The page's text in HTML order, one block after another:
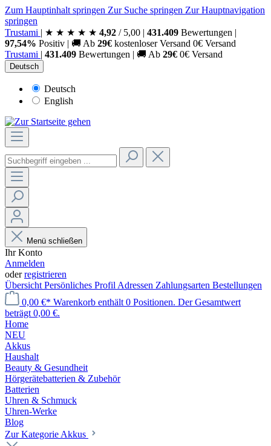
Zum Hauptinhalt springen Zur Suche springen Zur Hauptnavigation
springen
Trustami | ★ ★ ★ ★ ★ 4,92 / 5,00 | 431.409 Bewertungen |
97,54% Positiv | 🚚 Ab 29€ kostenloser Versand 0€ Versand
Trustami | 431.409 Bewertungen | 🚚 Ab 29€ 0€ Versand
Deutsch
Deutsch
English
Menü schließen
Ihr Konto
Anmelden
oderregistrieren
Übersicht Persönliches Profil Adressen Zahlungsarten Bestellungen
0,00 €* Warenkorb enthält 0 Positionen. Der Gesamtwert
beträgt 0,00 €.
Home
NEU
Akkus
Haushalt
Beauty & Gesundheit
Hörgerätebatterien & Zubehör
Batterien
Uhren & Schmuck
Uhren-Werke
Blog
Zur Kategorie Akkus